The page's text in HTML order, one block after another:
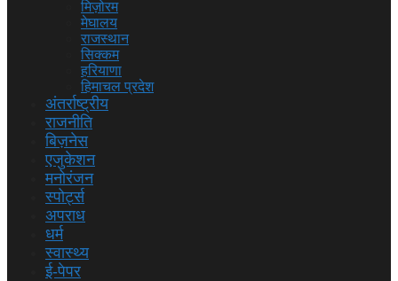
मिज़ोरम
मेघालय
राजस्थान
सिक्कम
हरियाणा
हिमाचल प्रदेश
अंतर्राष्ट्रीय
राजनीति
बिज़नेस
एजुकेशन
मनोरंजन
स्पोर्ट्स
अपराध
धर्म
स्वास्थ्य
ई-पेपर